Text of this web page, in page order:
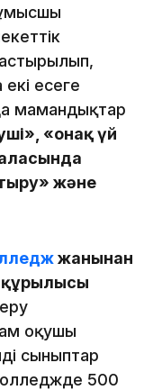
есеге
мамандықтар
«Қонақ үй
және
жанынан
құрылысы
оқушы
сыныптар
500